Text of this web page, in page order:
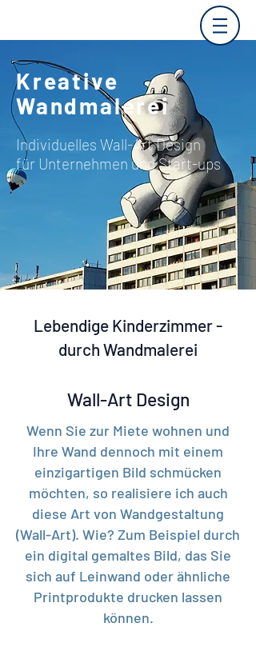
Kreative
Wandmalerei
Individuelles Wall-Art Design
für Unternehmen und Start-ups
Lebendige Kinderzimmer -
durch Wandmalerei
Wall-Art Design
Wenn Sie zur Miete wohnen und
Ihre Wand dennoch mit einem
einzigartigen Bild schmücken
möchten, so realisiere ich auch
diese Art von Wandgestaltung
(Wall-Art). Wie? Zum Beispiel durch
ein digital gemaltes Bild, das Sie
sich auf Leinwand oder ähnliche
Printprodukte drucken lassen
können.